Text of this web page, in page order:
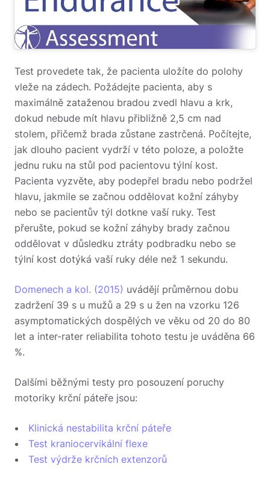
Test provedete tak, že pacienta uložíte do polohy
vleže na zádech. Požádejte pacienta, aby s
maximálně zataženou bradou zvedl hlavu a krk,
dokud nebude mít hlavu přibližně 2,5 cm nad
stolem, přičemž brada zůstane zastrčená. Počítejte,
jak dlouho pacient vydrží v této poloze, a položte
jednu ruku na stůl pod pacientovu týlní kost.
Pacienta vyzvěte, aby podepřel bradu nebo podržel
hlavu, jakmile se začnou oddělovat kožní záhyby
nebo se pacientův týl dotkne vaší ruky. Test
přerušte, pokud se kožní záhyby brady začnou
oddělovat v důsledku ztráty podbradku nebo se
týlní kost dotýká vaší ruky déle než 1 sekundu.
Domenech a kol. (2015) uvádějí průměrnou dobu
zadržení 39 s u mužů a 29 s u žen na vzorku 126
asymptomatických dospělých ve věku od 20 do 80
let a inter-rater reliabilita tohoto testu je uváděna 66
%.
Dalšími běžnými testy pro posouzení poruchy
motoriky krční páteře jsou:
Klinická nestabilita krční páteře
Test kraniocervikální flexe
Test výdrže krčních extenzorů